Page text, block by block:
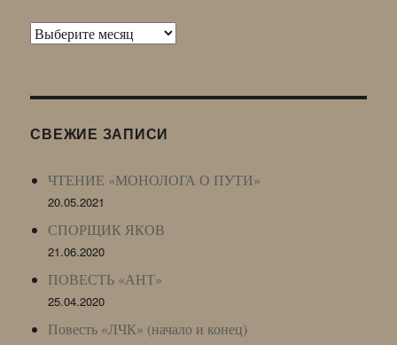
Архив
LJ
СВЕЖИЕ ЗАПИСИ
ЧТЕНИЕ «МОНОЛОГА О ПУТИ»
20.05.2021
СПОРЩИК ЯКОВ
21.06.2020
ПОВЕСТЬ «АНТ»
25.04.2020
Повесть «ЛЧК» (начало и конец)